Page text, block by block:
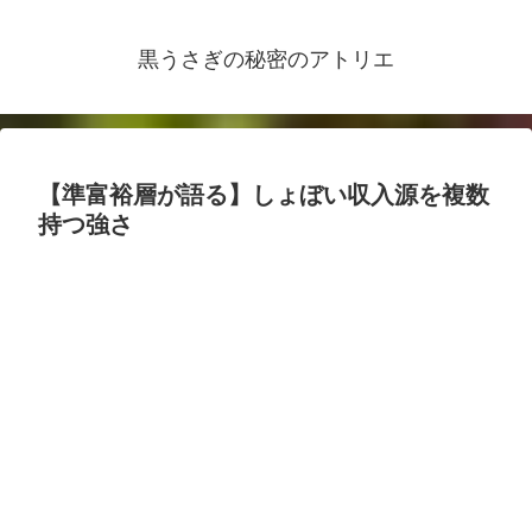
黒うさぎの秘密のアトリエ
【準富裕層が語る】しょぼい収入源を複数
持つ強さ